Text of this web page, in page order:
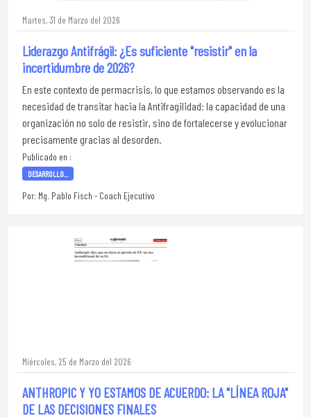
Martes, 31 de Marzo del 2026
Liderazgo Antifrágil: ¿Es suficiente "resistir" en la
incertidumbre de 2026?
En este contexto de permacrisis, lo que estamos observando es la
necesidad de transitar hacia la Antifragilidad: la capacidad de una
organización no solo de resistir, sino de fortalecerse y evolucionar
precisamente gracias al desorden.
Publicado en :
DESARROLLO...
Por: Mg. Pablo Fisch - Coach Ejecutivo
Miércoles, 25 de Marzo del 2026
ANTHROPIC Y YO ESTAMOS DE ACUERDO: LA "LÍNEA ROJA"
DE LAS DECISIONES FINALES